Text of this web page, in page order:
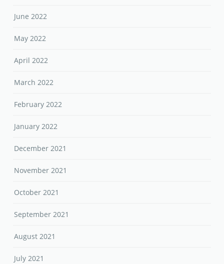
June 2022
May 2022
April 2022
March 2022
February 2022
January 2022
December 2021
November 2021
October 2021
September 2021
August 2021
July 2021